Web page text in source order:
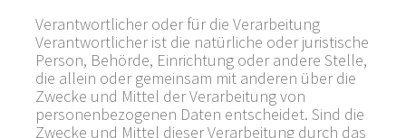
Verantwortlicher oder für die Verarbeitung
Verantwortlicher ist die natürliche oder juristische
Person, Behörde, Einrichtung oder andere Stelle,
die allein oder gemeinsam mit anderen über die
Zwecke und Mittel der Verarbeitung von
personenbezogenen Daten entscheidet. Sind die
Zwecke und Mittel dieser Verarbeitung durch das